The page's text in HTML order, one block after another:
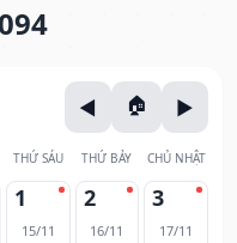
THỨ SÁU THỨ BẢY CHỦ NHẬT
1
15/11
2
16/11
3
17/11